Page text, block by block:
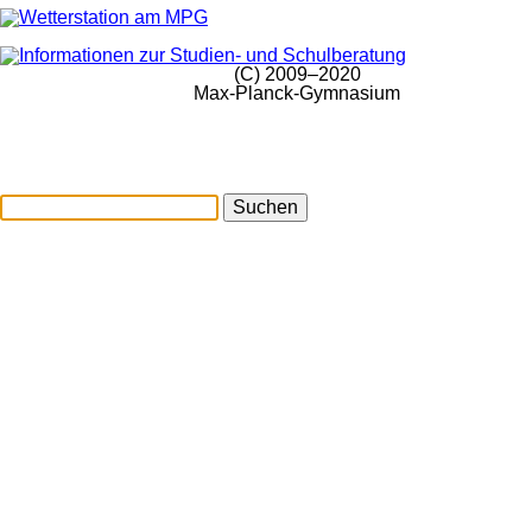
(C) 2009–2020
Max-Planck-Gymnasium
Suchen